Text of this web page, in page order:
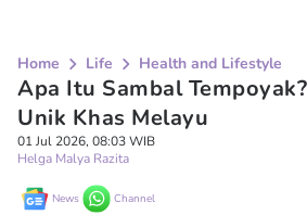
Home Life Health and Lifestyle
Apa Itu Sambal
Unik Khas Melayu
01 Jul 2026, 08:03 WIB
Helga Malya Razita
News Channel